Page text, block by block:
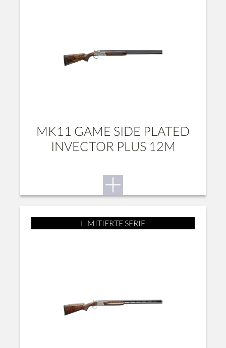
MK11 GAME SIDE PLATED
INVECTOR PLUS 12M
LIMITIERTE SERIE